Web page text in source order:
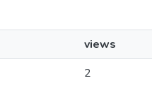
views
2